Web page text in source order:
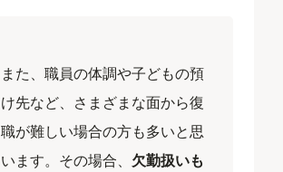
また、職員の体調や子どもの預
け先など、さまざまな面から復
職が難しい場合の方も多いと思
います。その場合、 欠勤扱いも